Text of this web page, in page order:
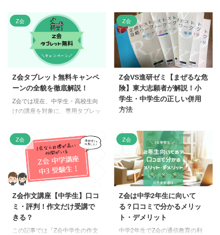
Z会
Z会タブレット無料キャンペ
ーンの全貌を徹底解説！
Z会では現在、中学生・高校生向
けの講座を対象に、専用タブレッ
ャンペーンを実施中です。 タブ
レット無料キャンペーンの条件や
特典、申し込み方法から、タブレ
ット学習のメリットまで、気にな
る情報を網羅的にご紹介します。
在庫限定の特典なので、お早めに
チェックしてくださいね。 ぜひ
最後までお読みいただき、Z会の
タブレットキャンペーンを有効活
用して、効果的な学習を始めまし
ょう！ この記事の結論 Z会の中学
Z会
Z会VS進研ゼミ【まぜるな危
険】東大志願者が解説！小
学生・中学生の正しい併用
方法
ミ」についてまとめています。
っという疑問に答えます。 通信
教材で家庭学習すると決めた場
合、たいてい「Z会 VS 進研ゼ
ミ」という2択になり悩みますよ
ね。 教材の併用に関しては、ま
ぜるな危険！という真逆の教材に
なると思いますので、実際に併用
した感想を交えつつお伝えします
ので、興味のある方は参考にして
ください。 Z会と進研ゼミを同時
Z会
Z会作文講座【中学生】口コ
ミ・評判！作文だけ受講で
きる？
この記事では「Z会中学生の作文
Z会
Z会は中学2年生に向いて
る？口コミで分かるメリッ
ト・デメリット
中学2年生でZ会の通信教育の利